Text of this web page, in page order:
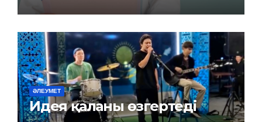
ӘЛЕУМЕТ
Идея қаланы өзгертеді